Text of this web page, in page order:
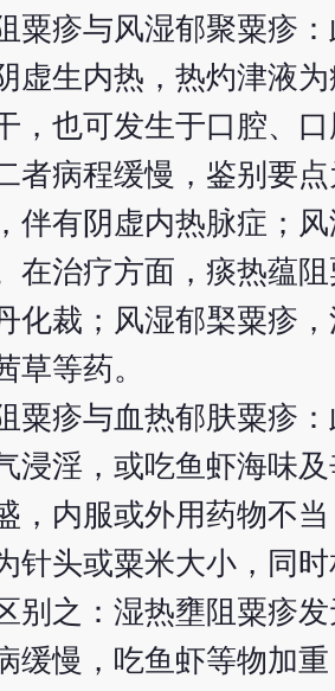
粟疹与风湿郁聚粟疹
虚生内热，热灼津液
，也可发生于口腔、
者病程缓慢，鉴别要
伴有阴虚内热脉症；
在治疗方面，痰热蕴
化裁；风湿郁棸粟疹
草等药。
粟疹与血热郁肤粟疹
浸淫，或吃鱼虾海味
，内服或外用药物不
针头或粟米大小，同
别之：湿热壅阻粟疹
缓慢，吃鱼虾等物加